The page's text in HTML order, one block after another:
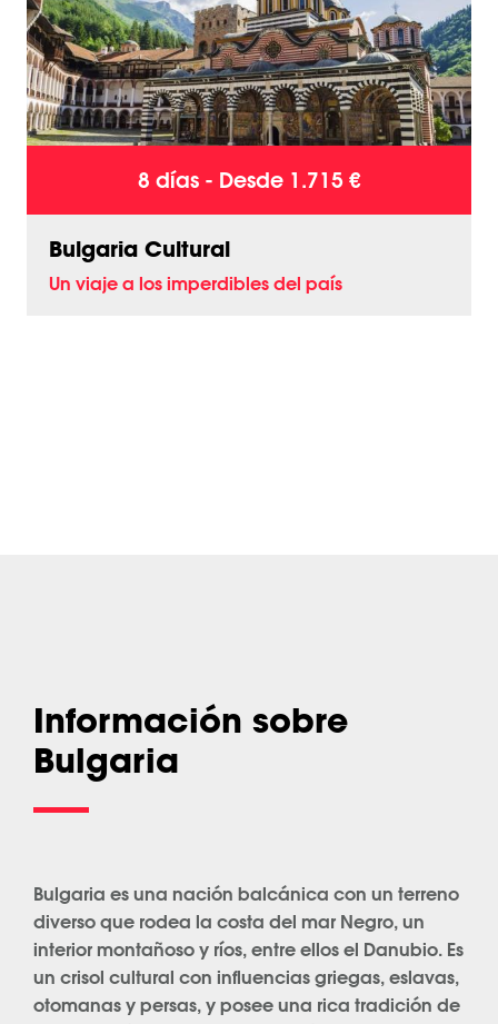
8 días - Desde 1.715 €
Bulgaria Cultural
Un viaje a los imperdibles del país
Información sobre
Bulgaria
Bulgaria es una nación balcánica con un terreno
diverso que rodea la costa del mar Negro, un
interior montañoso y ríos, entre ellos el Danubio. Es
un crisol cultural con influencias griegas, eslavas,
otomanas y persas, y posee una rica tradición de